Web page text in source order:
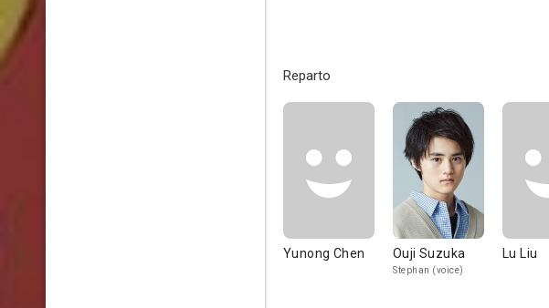
Reparto
Yunong Chen Ouji Suzuka
Stephan (voice)
Lu Liu